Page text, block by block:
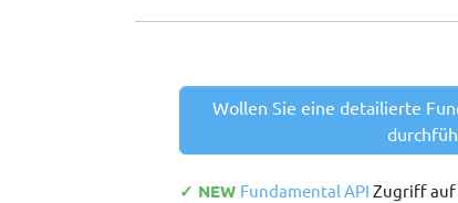
Wollen Sie eine detailierte
✓ NEW Fundamental API Zugriff auf